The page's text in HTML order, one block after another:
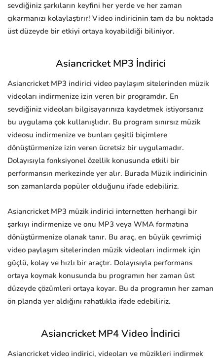
sevdiğiniz şarkıların keyfini her yerde ve her zaman
çıkarmanızı kolaylaştırır! Video indiricinin tam da bu noktada
üst düzeyde bir etkiyi ortaya koyabildiği biliniyor.
Asiancricket MP3 İndirici
Asiancricket MP3 indirici video paylaşım sitelerinden müzik
videoları indirmenize izin veren bir programdır. En
sevdiğiniz videoları bilgisayarınıza kaydetmek istiyorsanız
bu uygulama çok kullanışlıdır. Bu program sınırsız müzik
videosu indirmenize ve bunları çeşitli biçimlere
dönüştürmenize izin veren ücretsiz bir uygulamadır.
Dolayısıyla fonksiyonel özellik konusunda etkili bir
performansın merkezinde yer alır. Burada Müzik indiricinin
son zamanlarda popüler olduğunu ifade edebiliriz.
Asiancricket MP3 müzik indirici internetten herhangi bir
şarkıyı indirmenize ve onu MP3 veya WMA formatına
dönüştürmenize olanak tanır. Bu araç, en büyük çevrimiçi
video paylaşım sitelerinden müzik videoları indirmek için
güçlü, kolay ve hızlı bir araçtır. Dolayısıyla performans
ortaya koymak konusunda bu programın her zaman üst
düzeyde çözümleri ortaya koyar. Bu da programın her zaman
ön planda yer aldığını rahatlıkla ifade edebiliriz.
Asiancricket MP4 Video İndirici
Asiancricket video indirici, videoları ve müzikleri indirmek